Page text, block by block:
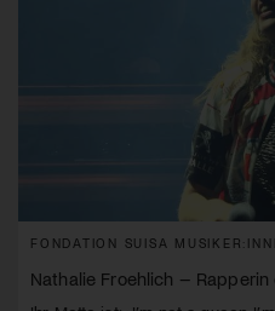
FONDATION SUISA
Nathalie Froehlich – Rapperin